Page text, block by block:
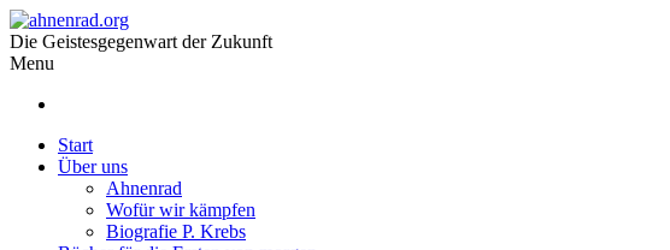
Die Geistesgegenwart der Zukunft
Menu
Start
Über uns
Ahnenrad
Wofür wir kämpfen
Biografie P. Krebs